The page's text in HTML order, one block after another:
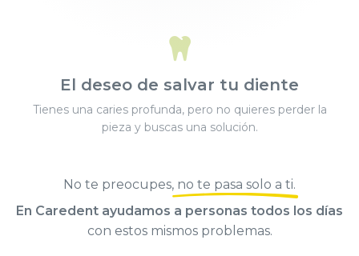
El deseo de salvar tu diente
Tienes una caries profunda, pero no quieres perder la
pieza y buscas una solución.
No te preocupes, no te pasa solo a ti.
En Caredent ayudamos a personas todos los días
con estos mismos problemas.